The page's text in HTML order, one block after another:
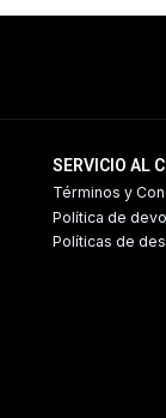
SERVICIO AL
Términos y
Política de
Políticas de